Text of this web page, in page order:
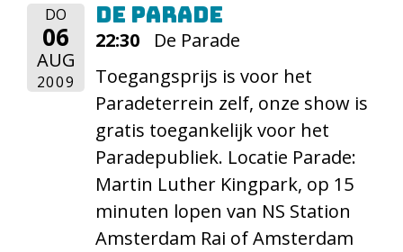
DO
06
AUG
2009
De Parade
22:30
De Parade
Toegangsprijs is voor het
Paradeterrein zelf, onze show is
gratis toegankelijk voor het
Paradepubliek. Locatie Parade:
Martin Luther Kingpark, op 15
minuten lopen van NS Station
Amsterdam Rai of Amsterdam